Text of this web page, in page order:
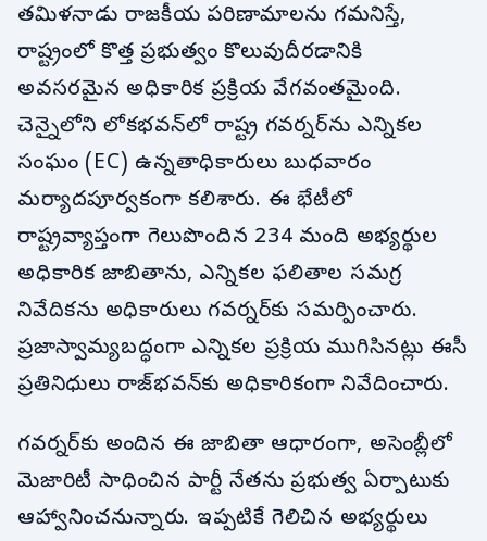
తమిళనాడు రాజకీయ పరిణామాలను గమనిస్తే,
రాష్ట్రంలో కొత్త ప్రభుత్వం కొలువుదీరడానికి
అవసరమైన అధికారిక ప్రక్రియ వేగవంతమైంది.
చెన్నైలోని లోకభవన్‌లో రాష్ట్ర గవర్నర్‌ను ఎన్నికల
సంఘం (EC) ఉన్నతాధికారులు బుధవారం
మర్యాదపూర్వకంగా కలిశారు. ఈ భేటీలో
రాష్ట్రవ్యాప్తంగా గెలుపొందిన 234 మంది అభ్యర్థుల
అధికారిక జాబితాను, ఎన్నికల ఫలితాల సమగ్ర
నివేదికను అధికారులు గవర్నర్‌కు సమర్పించారు.
ప్రజాస్వామ్యబద్ధంగా ఎన్నికల ప్రక్రియ ముగిసినట్లు ఈసీ
ప్రతినిధులు రాజ్‌భవన్‌కు అధికారికంగా నివేదించారు.
గవర్నర్‌కు అందిన ఈ జాబితా ఆధారంగా, అసెంబ్లీలో
మెజారిటీ సాధించిన పార్టీ నేతను ప్రభుత్వ ఏర్పాటుకు
ఆహ్వానించనున్నారు. ఇప్పటికే గెలిచిన అభ్యర్థులు